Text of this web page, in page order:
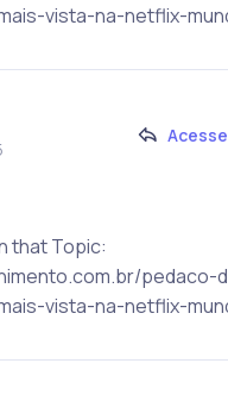
vista-na-netflix-
that Topic:
pedaco-
vista-na-netflix-